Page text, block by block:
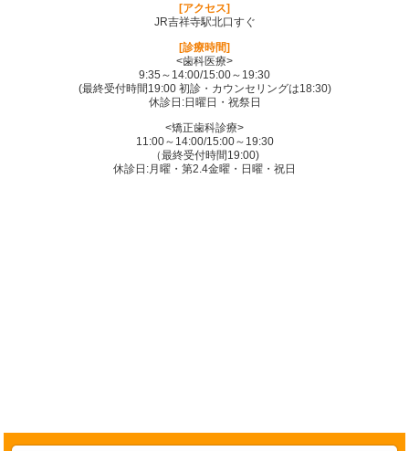
[アクセス]
JR吉祥寺駅北口すぐ
[診療時間]
<歯科医療>
9:35～14:00/15:00～19:30
(最終受付時間19:00 初診・カウンセリングは18:30)
休診日:日曜日・祝祭日
<矯正歯科診療>
11:00～14:00/15:00～19:30
（最終受付時間19:00)
休診日:月曜・第2.4金曜・日曜・祝日